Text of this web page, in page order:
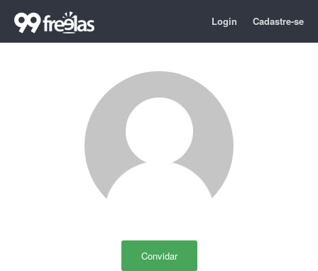
Login Cadastre-se
Convidar